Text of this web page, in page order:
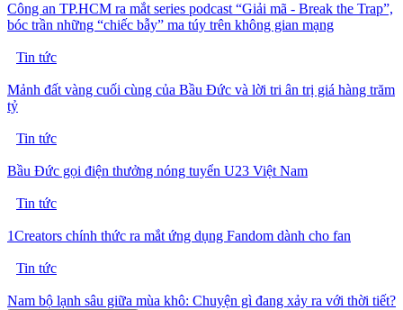
Công an TP.HCM ra mắt series podcast “Giải mã - Break the Trap”,
bóc trần những “chiếc bẫy” ma túy trên không gian mạng
Tin tức
Mảnh đất vàng cuối cùng của Bầu Đức và lời tri ân trị giá hàng trăm
tỷ
Tin tức
Bầu Đức gọi điện thưởng nóng tuyển U23 Việt Nam
Tin tức
1Creators chính thức ra mắt ứng dụng Fandom dành cho fan
Tin tức
Nam bộ lạnh sâu giữa mùa khô: Chuyện gì đang xảy ra với thời tiết?